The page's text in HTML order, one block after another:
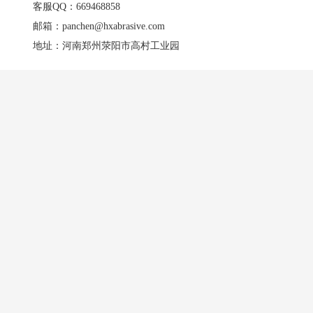
客服QQ：669468858
邮箱：panchen@hxabrasive.com
地址：河南郑州荥阳市高村工业园